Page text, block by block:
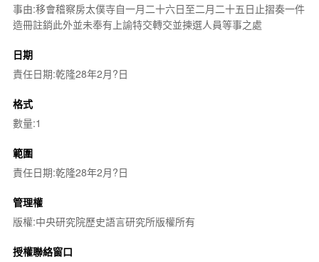
事由:移會稽察房太僕寺自一月二十六日至二月二十五日止摺奏一件
造冊註銷此外並未奉有上諭特交轉交並揀選人員等事之處
日期
責任日期:乾隆28年2月?日
格式
數量:1
範圍
責任日期:乾隆28年2月?日
管理權
版權:中央研究院歷史語言研究所版權所有
授權聯絡窗口